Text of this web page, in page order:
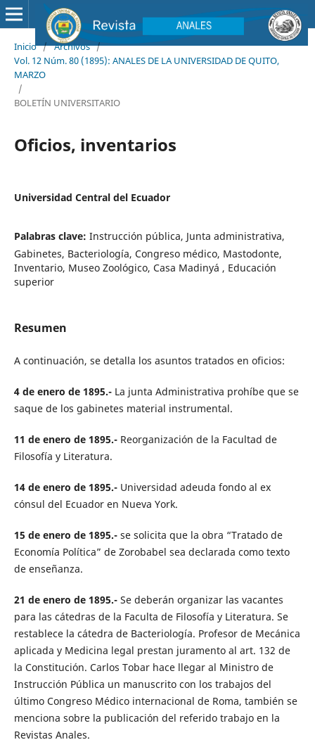
Inicio / Archivos /
Vol. 12 Núm. 80 (1895): ANALES DE LA UNIVERSIDAD DE QUITO,
MARZO
/
BOLETÍN UNIVERSITARIO
Oficios, inventarios
Universidad Central del Ecuador
Palabras clave: Instrucción pública, Junta administrativa,
Gabinetes, Bacteriología, Congreso médico, Mastodonte,
Inventario, Museo Zoológico, Casa Madinyá , Educación
superior
Resumen
A continuación, se detalla los asuntos tratados en oficios:
4 de enero de 1895.-La junta Administrativa prohíbe que se
saque de los gabinetes material instrumental.
11 de enero de 1895.-Reorganización de la Facultad de
Filosofía y Literatura.
14 de enero de 1895.-Universidad adeuda fondo al ex
cónsul del Ecuador en Nueva York.
15 de enero de 1895.-se solicita que la obra “Tratado de
Economía Política” de Zorobabel sea declarada como texto
de enseñanza.
21 de enero de 1895.- Se deberán organizar las vacantes
para las cátedras de la Faculta de Filosofía y Literatura. Se
restablece la cátedra de Bacteriología. Profesor de Mecánica
aplicada y Medicina legal prestan juramento al art. 132 de
la Constitución. Carlos Tobar hace llegar al Ministro de
Instrucción Pública un manuscrito con los trabajos del
último Congreso Médico internacional de Roma, también se
menciona sobre la publicación del referido trabajo en la
Revistas Anales.